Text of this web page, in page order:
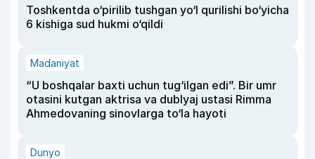
Toshkentda o‘pirilib tushgan yo‘l qurilishi bo‘yicha
6 kishiga sud hukmi o‘qildi
Madaniyat
“U boshqalar baxti uchun tug‘ilgan edi”. Bir umr
otasini kutgan aktrisa va dublyaj ustasi Rimma
Ahmedovaning sinovlarga to‘la hayoti
Dunyo